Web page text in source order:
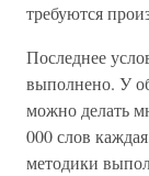
требуются
Последнее
выполнено. У
можно делать
000 слов
методики